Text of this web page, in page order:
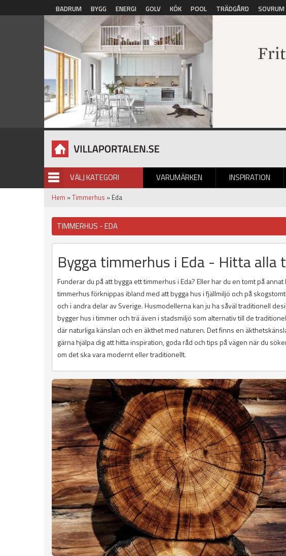
Hoppa till huvudinnehåll
BADRUM BYGG ENERGI GOLV KÖK POOL TRÄDGÅRD SOVRUM
VÄLJ KATEGORI VARUMÄRKEN INSPIRATION
BILDGALLERI
Hem »Timmerhus » Eda
TIMMERHUS - EDA
Bygga timmerhus i Eda - Hitta
Funderar du på att bygga ett timmerhus i Eda? Eller har du en tomt på
timmerhus förknippas ibland med att bygga hus i fjällmiljö och på
och i andra delar av Sverige. Husmodellerna kan ju ha såväl traditionell
bygger hus i timmer och trä även i stadsmiljö som alternativ till de
där naturliga känslan och en äkthet med naturen. Det finns en
gärna hjälpa dig att hitta inspiration, goda råd och tips på vägen när du
om det ska vara modernt eller traditionellt.